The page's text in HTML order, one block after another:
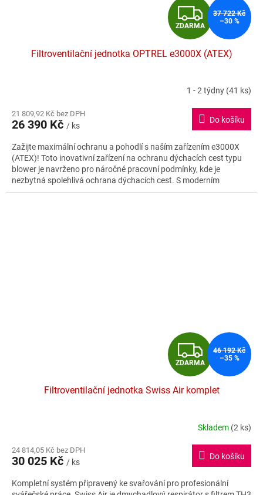
Z
D
A
R
M
A
ZDARMA
37 722 Kč
–30 %
Filtroventilační jednotka OPTREL e3000X (ATEX)
produktu
je
z
5
hvězdiček.
1 - 2 týdny (41 ks)
21 809,92 Kč bez DPH
26 390 Kč / ks
Do košíku
Zažijte maximální ochranu a pohodlí s naším zařízením e3000X
(ATEX)! Toto inovativní zařízení na ochranu dýchacích cest typu
blower je navrženo pro náročné pracovní podmínky, kde je
nezbytná spolehlivá ochrana dýchacích cest. S moderním
designem v atraktivní zelené barvě je e3000X ideální volbou pro
Z
D
A
R
M
A
ZDARMA
46 192 Kč
–35 %
Filtroventilační jednotka Swiss Air komplet
produktu
je
z
Skladem (2 ks)
24 814,05 Kč bez DPH
30 025 Kč / ks
Do košíku
Kompletní systém připravený ke svařování pro profesionální